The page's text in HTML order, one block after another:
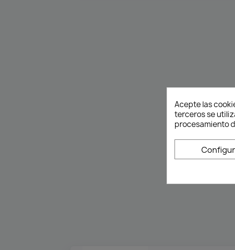
Acepte las
terceros se
procesamiento